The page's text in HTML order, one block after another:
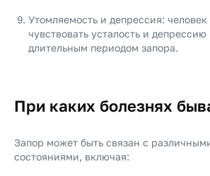
Утомляемость и депрессия:
чувствовать усталость и депрессию
длительным периодом запора.
При каких болезнях
Запор может быть связан с
состояниями, включая: